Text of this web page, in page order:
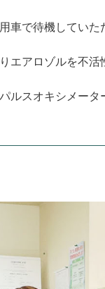
で待機していた
アロゾルを不活
スオキシメータ